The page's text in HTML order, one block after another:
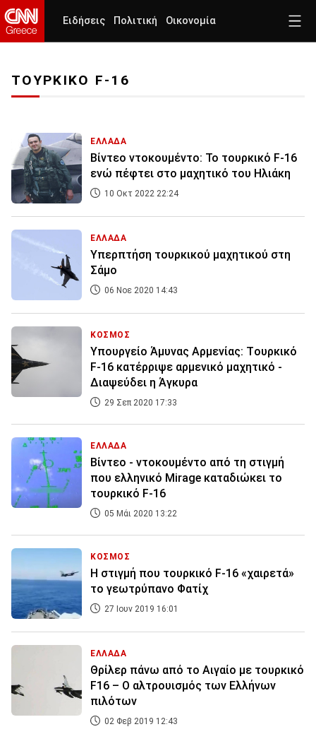
Ειδήσεις Πολιτική Οικονομία
ΤΟΥΡΚΙΚΟ F-16
ΕΛΛΑΔΑ
Βίντεο ντοκουμέντο: Το τουρκικό F-16
ενώ πέφτει στο μαχητικό του Ηλιάκη
10 Οκτ 2022 22:24
ΕΛΛΑΔΑ
Υπερπτήση τουρκικού μαχητικού στη
Σάμο
06 Νοε 2020 14:43
ΚΟΣΜΟΣ
Υπουργείο Άμυνας Αρμενίας: Tουρκικό
F-16 κατέρριψε αρμενικό μαχητικό -
Διαψεύδει η Άγκυρα
29 Σεπ 2020 17:33
ΕΛΛΑΔΑ
Βίντεο - ντοκουμέντο από τη στιγμή
που ελληνικό Mirage καταδιώκει το
τουρκικό F-16
05 Μάι 2020 13:22
ΚΟΣΜΟΣ
Η στιγμή που τουρκικό F-16 «χαιρετά»
το γεωτρύπανο Φατίχ
27 Ιουν 2019 16:01
ΕΛΛΑΔΑ
Θρίλερ πάνω από το Αιγαίο με τουρκικό
F16 – Ο αλτρουισμός των Ελλήνων
πιλότων
02 Φεβ 2019 12:43